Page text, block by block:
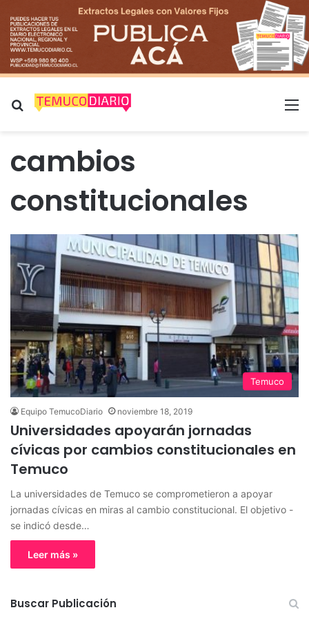
Buscar por
cambios
constitucionales
Temuco
Equipo TemucoDiario noviembre 18, 2019
Universidades apoyarán jornadas
cívicas por cambios constitucionales en
Temuco
La universidades de Temuco se comprometieron a apoyar
jornadas cívicas en miras al cambio constitucional. El objetivo -
se indicó desde…
Leer más »
Buscar Publicación